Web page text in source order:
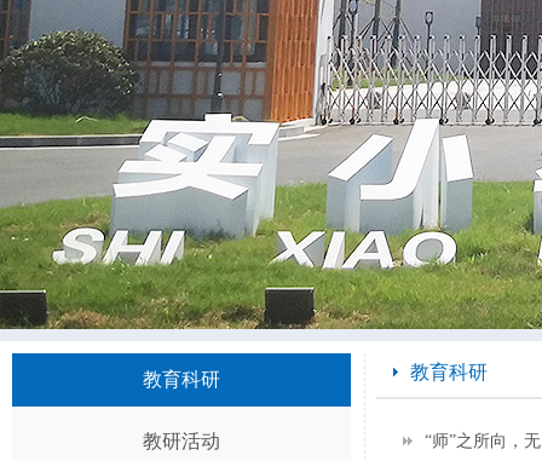
教育科研
教研活动
教育科研
“师”之所向，